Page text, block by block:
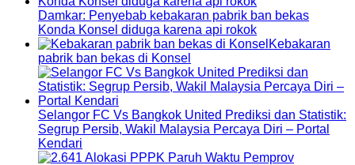
Damkar: Penyebab kebakaran pabrik ban bekas
Konda Konsel diduga karena api rokok
Kebakaran
pabrik ban bekas di Konsel
Selangor FC Vs Bangkok United Prediksi dan Statistik:
Segrup Persib, Wakil Malaysia Percaya Diri – Portal
Kendari